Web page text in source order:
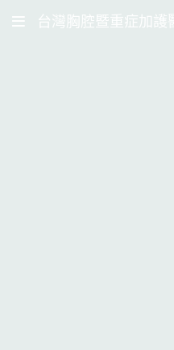
台灣胸腔暨重症加護